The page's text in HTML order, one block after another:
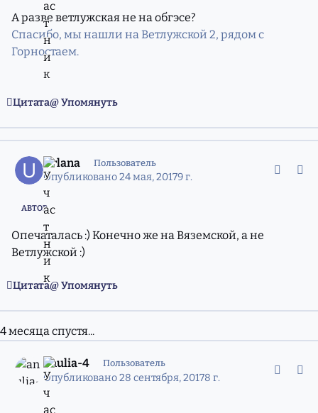
А разве ветлужская не на обгэсе?
Спасибо, мы нашли на Ветлужской 2, рядом с
Горностаем.
Цитата Упомянуть
Urlana Пользователь
Опубликовано24 мая, 20179 г.
АВТОР
Опечаталась :) Конечно же на Вяземской, а не
Ветлужской :)
Цитата Упомянуть
4 месяца спустя...
anulia-4 Пользователь
Опубликовано28 сентября, 20178 г.